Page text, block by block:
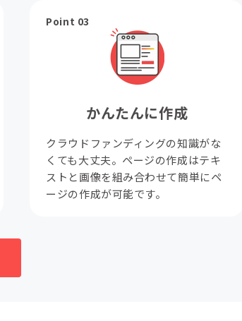
Point 03
かんたんに作成
クラウドファンディングの知識がな
くても大丈夫。ページの作成はテキ
ストと画像を組み合わせて簡単にペ
ージの作成が可能です。